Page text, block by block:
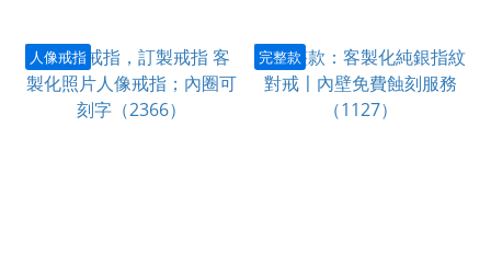
人像戒指 完整款